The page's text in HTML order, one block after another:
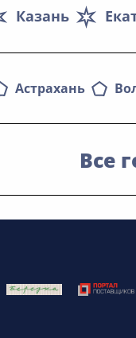
Казань
Астрахань
Все